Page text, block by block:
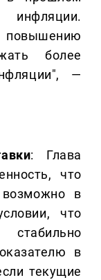
инфляции.
повышению
более
—
: Глава
что
в
что
в
текущие